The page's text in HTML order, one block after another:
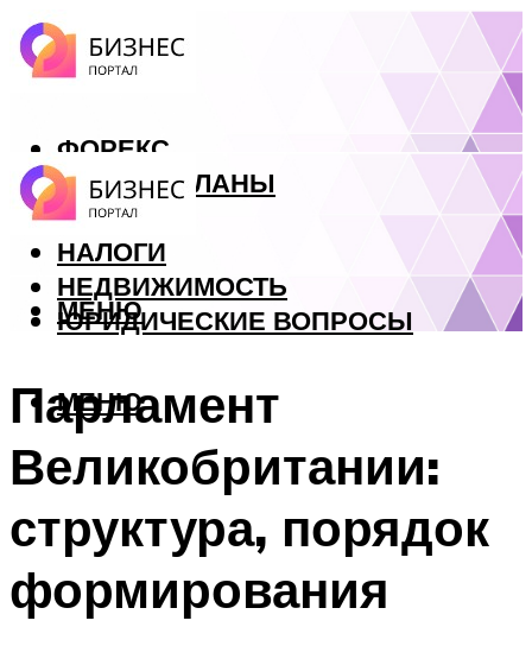
ФОРЕКС
БИЗНЕС ПЛАНЫ
КРЕДИТЫ
НАЛОГИ
НЕДВИЖИМОСТЬ
ЮРИДИЧЕСКИЕ ВОПРОСЫ
МЕНЮ
МЕНЮ
Парламент
Великобритании:
структура, порядок
формирования